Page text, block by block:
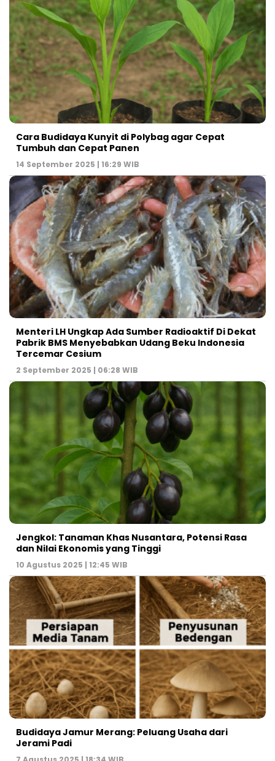
Cara Budidaya Kunyit di Polybag agar Cepat
Tumbuh dan Cepat Panen
14 September 2025 | 16:29 WIB
Menteri LH Ungkap Ada Sumber Radioaktif Di Dekat
Pabrik BMS Menyebabkan Udang Beku Indonesia
Tercemar Cesium
2 September 2025 | 06:28 WIB
Jengkol: Tanaman Khas Nusantara, Potensi Rasa
dan Nilai Ekonomis yang Tinggi
10 Agustus 2025 | 12:45 WIB
Budidaya Jamur Merang: Peluang Usaha dari
Jerami Padi